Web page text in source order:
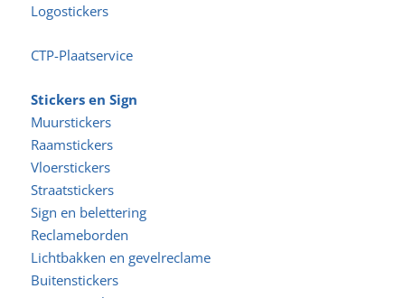
Logostickers
CTP-Plaatservice
Stickers en Sign
Muurstickers
Raamstickers
Vloerstickers
Straatstickers
Sign en belettering
Reclameborden
Lichtbakken en gevelreclame
Buitenstickers